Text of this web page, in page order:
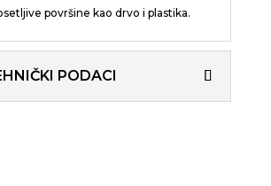
površine kao drvo i plastika.
PODACI